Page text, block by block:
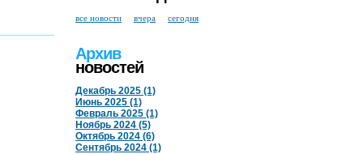
все новости вчера сегодня
Архив
новостей
Декабрь 2025 (1)
Июнь 2025 (1)
Февраль 2025 (1)
Ноябрь 2024 (5)
Октябрь 2024 (6)
Сентябрь 2024 (1)